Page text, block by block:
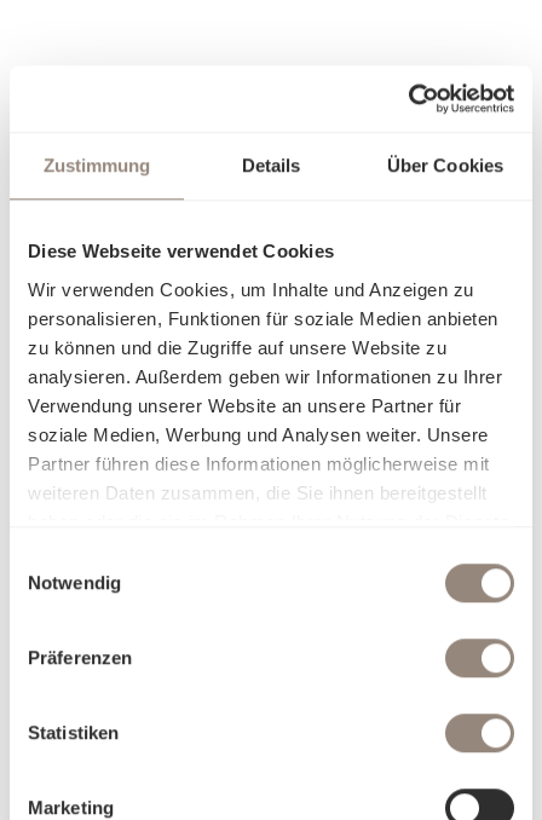
Zustimmung Details Über Cookies
Diese Webseite verwendet Cookies
Wir verwenden Cookies, um Inhalte und Anzeigen zu
personalisieren, Funktionen für soziale Medien anbieten
zu können und die Zugriffe auf unsere Website zu
analysieren. Außerdem geben wir Informationen zu Ihrer
Verwendung unserer Website an unsere Partner für
soziale Medien, Werbung und Analysen weiter. Unsere
Partner führen diese Informationen möglicherweise mit
weiteren Daten zusammen, die Sie ihnen bereitgestellt
Notwendig
Präferenzen
Statistiken
Marketing